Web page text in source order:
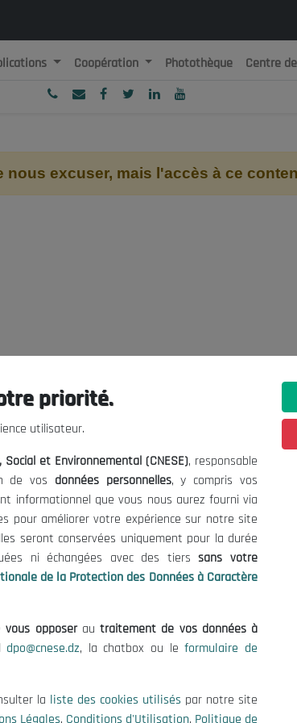
Démocratique et Populaire
Coopération Photothèque Centre
excuser, mais l'accès à ce
Données
contact@cnese.dz
Suggestions ou Initiatives ?
Newsletter
Inscrivez-vous, soyez le premier à
nos dernières nouvelles.
Suivez-Nous!
Économique, Social et Environnemental
priorité.
utilisateur.
et Environnemental (CNESE), responsable
de vos données personnelles, y compris vos
informationnel que vous nous aurez fourni via
pour améliorer votre expérience sur notre site
seront conservées uniquement pour la durée
ni échangées avec des tierssans votre
de la Protection des Données à Caractère
vous opposerautraitement de vos données à
dpo@cnese.dz, la chatbox ou leformulaire de
la liste des cookies utilisés par notre site
Légales, Conditions d'Utilisation, Politique de